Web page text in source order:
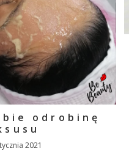
odrobinę
2021